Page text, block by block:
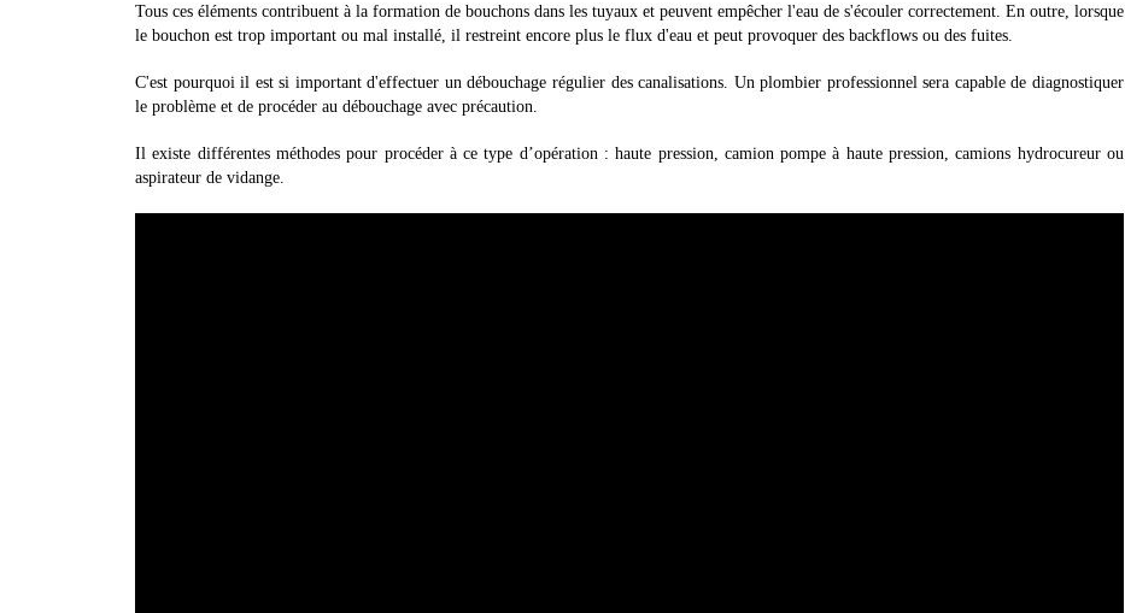
Tous ces éléments contribuent à la formation de bouchons dans les tuyaux et peuvent empêcher l'eau de s'écouler correctement. En outre, lorsque
le bouchon est trop important ou mal installé, il restreint encore plus le flux d'eau et peut provoquer des backflows ou des fuites.
C'est pourquoi il est si important d'effectuer un débouchage régulier des canalisations. Un plombier professionnel sera capable de diagnostiquer
le problème et de procéder au débouchage avec précaution.
Il existe différentes méthodes pour procéder à ce type d’opération : haute pression, camion pompe à haute pression, camions hydrocureur ou
aspirateur de vidange.